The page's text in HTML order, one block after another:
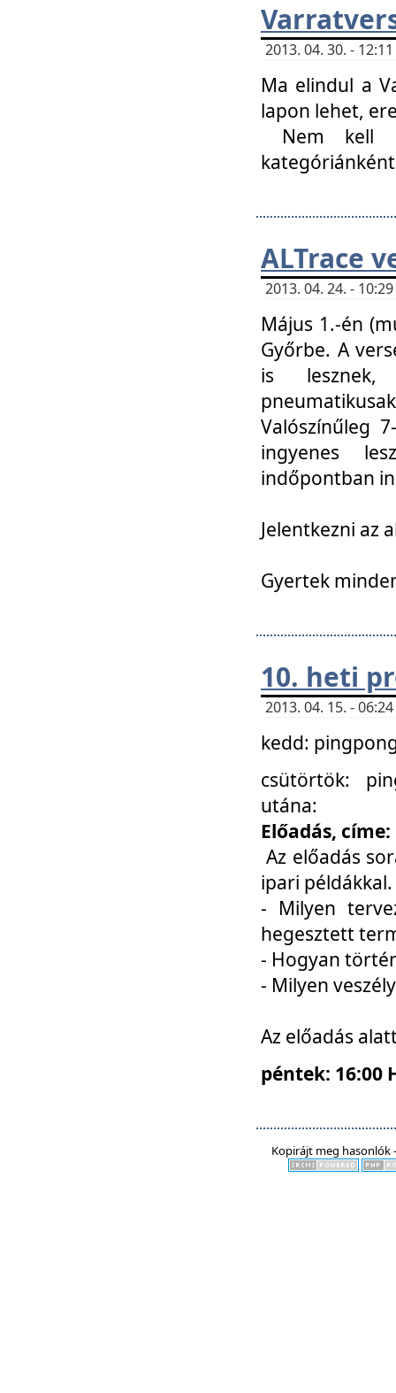
2013. 04. 30. -
Ma elindul a
lapon lehet,
Nem kell
ALTrace
2013. 04. 24. -
Május 1.-én
Győrbe. A
is lesznek,
Valószínűleg
ingyenes
indőpontban
Jelentkezni az
Gyertek
10. heti
2013. 04. 15. -
kedd:
csütörtök:
utána:
Előadás,
Az előadás
ipari
- Milyen
hegesztett
- Hogyan
- Milyen
Az előadás
péntek: 16:00
Kopirájt meg hasonlók